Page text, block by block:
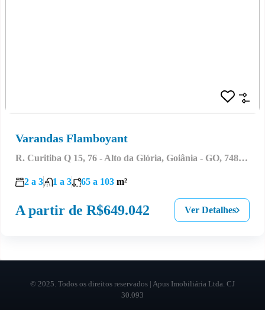
Varandas Flamboyant
R. Curitiba Q 15, 76 - Alto da Glória, Goiânia - GO, 74815-700, Brasil
2 a 3 1 a 3 65 a 103 m²
A partir de R$649.042 Ver Detalhes
© 2025. Todos os direitos reservados | Apus Imobiliária Ltda. CJ
30.093